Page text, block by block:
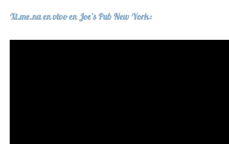
Xi.me.na en vivo en Joe’s Pub New York: